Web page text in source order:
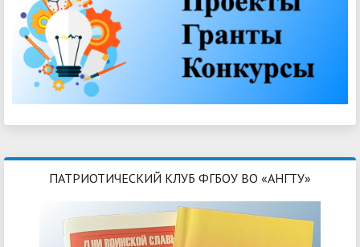
ПАТРИОТИЧЕСКИЙ КЛУБ ФГБОУ ВО «АНГТУ»